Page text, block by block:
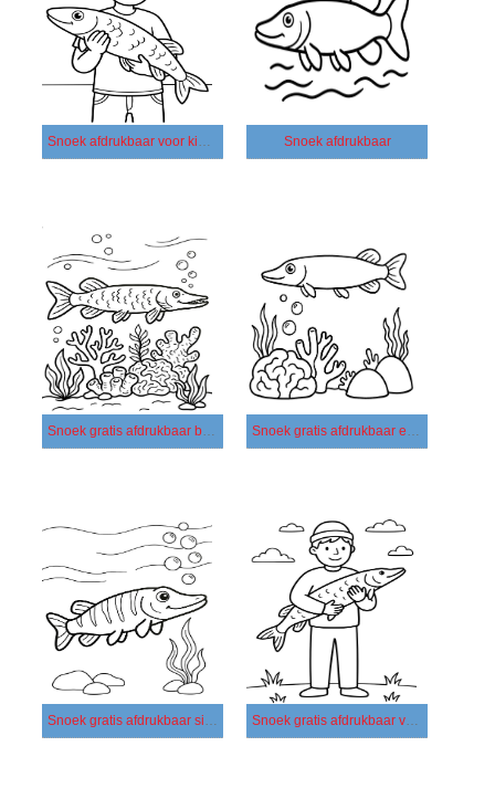
Snoek afdrukbaar voor kinderen Snoek afdrukbaar
Snoek gratis afdrukbaar basis Snoek gratis afdrukbaar eenvoudig
Snoek gratis afdrukbaar simpel Snoek gratis afdrukbaar voor kinderen